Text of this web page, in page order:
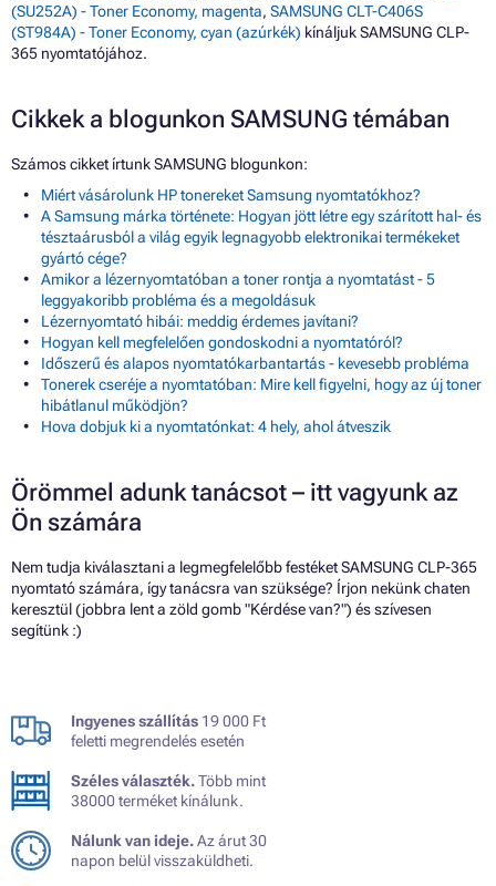
(SU252A) - Toner Economy, magenta, SAMSUNG CLT-C406S
(ST984A) - Toner Economy, cyan (azúrkék) kínáljuk SAMSUNG CLP-
365 nyomtatójához.
Cikkek a blogunkon SAMSUNG témában
Számos cikket írtunk SAMSUNG blogunkon:
Miért vásárolunk HP tonereket Samsung nyomtatókhoz?
A Samsung márka története: Hogyan jött létre egy szárított hal- és
tésztaárusból a világ egyik legnagyobb elektronikai termékeket
gyártó cége?
Amikor a lézernyomtatóban a toner rontja a nyomtatást - 5
leggyakoribb probléma és a megoldásuk
Lézernyomtató hibái: meddig érdemes javítani?
Hogyan kell megfelelően gondoskodni a nyomtatóról?
Időszerű és alapos nyomtatókarbantartás - kevesebb probléma
Tonerek cseréje a nyomtatóban: Mire kell figyelni, hogy az új toner
hibátlanul működjön?
Hova dobjuk ki a nyomtatónkat: 4 hely, ahol átveszik
Örömmel adunk tanácsot – itt vagyunk az
Ön számára
Nem tudja kiválasztani a legmegfelelőbb festéket SAMSUNG CLP-365
nyomtató számára, így tanácsra van szüksége? Írjon nekünk chaten
keresztül (jobbra lent a zöld gomb "Kérdése van?") és szívesen
segítünk :)
Ingyenes szállítás 19 000 Ft
feletti megrendelés esetén
Széles választék.Több mint
38000 terméket kínálunk.
Nálunk van ideje.Az árut 30
napon belül visszaküldheti.